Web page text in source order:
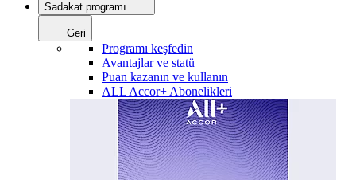
Sadakat programı
Geri
Programı keşfedin
Avantajlar ve statü
Puan kazanın ve kullanın
ALL Accor+ Abonelikleri